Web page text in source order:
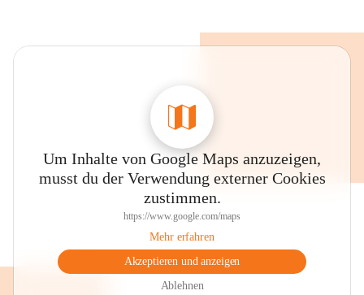
Um Inhalte von Google Maps anzuzeigen,
musst du der Verwendung externer Cookies
zustimmen.
https://www.google.com/maps
Mehr erfahren
Akzeptieren und anzeigen
Ablehnen